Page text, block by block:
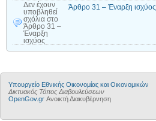
Δεν έχουν
υποβληθεί
σχόλια στο
Άρθρο 31 –
Έναρξη
ισχύος
Άρθρο 31 – Έναρξη ισχύος
Υπουργείο Εθνικής Οικονομίας και Οικονομικών
Δικτυακός Τόπος Διαβουλεύσεων
OpenGov.gr Ανοικτή Διακυβέρνηση